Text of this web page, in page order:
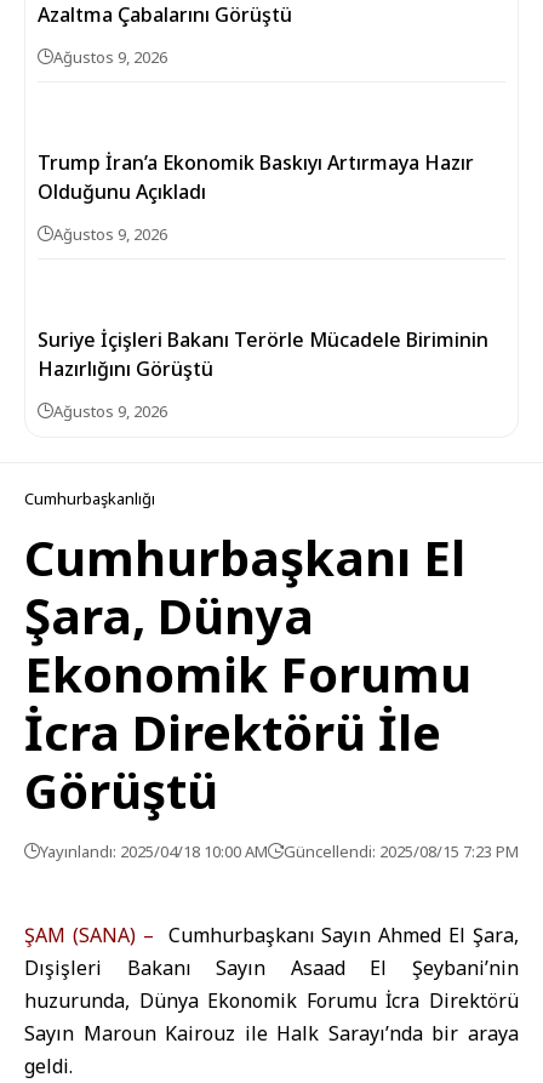
Azaltma Çabalarını Görüştü
Ağustos 9, 2026
Trump İran’a Ekonomik Baskıyı Artırmaya Hazır
Olduğunu Açıkladı
Ağustos 9, 2026
Suriye İçişleri Bakanı Terörle Mücadele Biriminin
Hazırlığını Görüştü
Ağustos 9, 2026
Cumhurbaşkanlığı
Cumhurbaşkanı El
Şara, Dünya
Ekonomik Forumu
İcra Direktörü İle
Görüştü
Yayınlandı: 2025/04/18 10:00 AM Güncellendi: 2025/08/15 7:23 PM
ŞAM (SANA) – Cumhurbaşkanı Sayın Ahmed El Şara,
Dışişleri Bakanı Sayın Asaad El Şeybani’nin
huzurunda, Dünya Ekonomik Forumu İcra Direktörü
Sayın Maroun Kairouz ile Halk Sarayı’nda bir araya
geldi.